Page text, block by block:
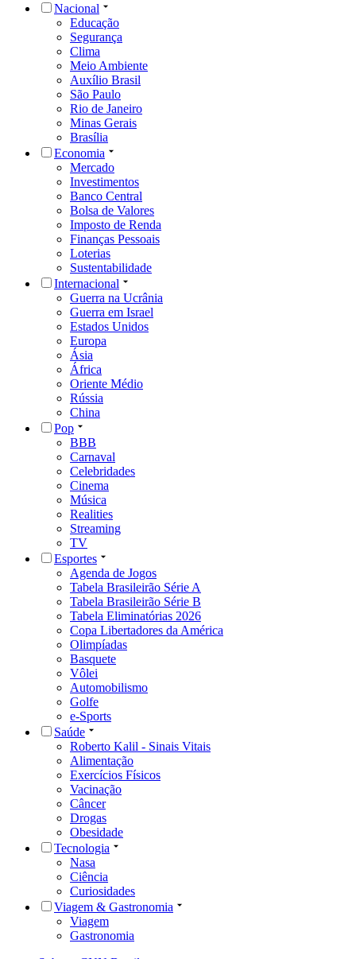
Nacional
Educação
Segurança
Clima
Meio Ambiente
Auxílio Brasil
São Paulo
Rio de Janeiro
Minas Gerais
Brasília
Economia
Mercado
Investimentos
Banco Central
Bolsa de Valores
Imposto de Renda
Finanças Pessoais
Loterias
Sustentabilidade
Internacional
Guerra na Ucrânia
Guerra em Israel
Estados Unidos
Europa
Ásia
África
Oriente Médio
Rússia
China
Pop
BBB
Carnaval
Celebridades
Cinema
Música
Realities
Streaming
TV
Esportes
Agenda de Jogos
Tabela Brasileirão Série A
Tabela Brasileirão Série B
Tabela Eliminatórias 2026
Copa Libertadores da América
Olimpíadas
Basquete
Vôlei
Automobilismo
Golfe
e-Sports
Saúde
Roberto Kalil - Sinais Vitais
Alimentação
Exercícios Físicos
Vacinação
Câncer
Drogas
Obesidade
Tecnologia
Nasa
Ciência
Curiosidades
Viagem & Gastronomia
Viagem
Gastronomia